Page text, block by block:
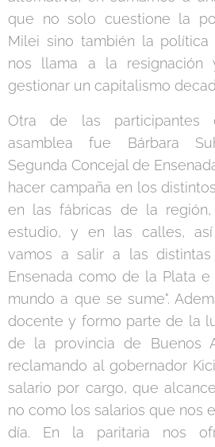
que no solo cuestione la
Milei sino también la
nos llama a la
gestionar un capitalismo
Otra de las participantes
asamblea fue Bárbara
Segunda Concejal de
hacer campaña en los
en las fábricas de la
estudio, y en las calles,
vamos a salir a las
Ensenada como de la Plata
mundo a que se sume".
docente y formo parte de la
de la provincia de Buenos
reclamando al gobernador
salario por cargo, que
no como los salarios que nos
día. En la paritaria nos